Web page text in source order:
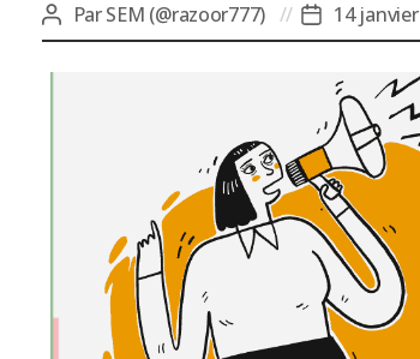
Auteur
de
l’article
ParSEM (@razoor777)
Date
de
14